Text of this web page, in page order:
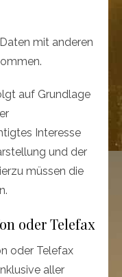
mit anderen
auf Grundlage
Interesse
und der
müssen die
oder Telefax
oder Telefax
aller